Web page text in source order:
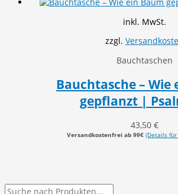
P
inkl. MwSt.
zzgl.
Bauchtaschen
Bauchtasche – Wie
gepflanzt |
43,50 €
Versandkostenfrei ab 99€ (Details